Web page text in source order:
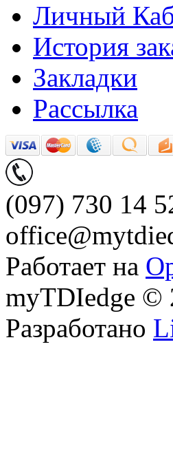
Личный
История
Закладки
Рассылка
(097) 730 14
Работает на
myTDIedge ©
Разработано